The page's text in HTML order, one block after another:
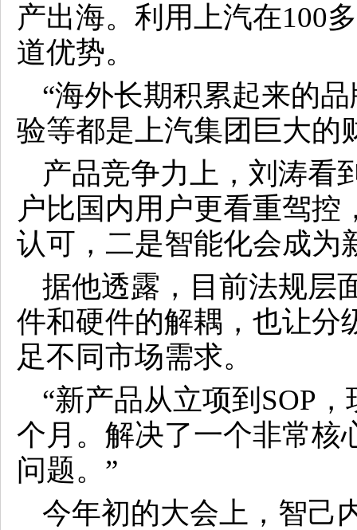
产出海。利用上汽在100
道优势。
“海外长期积累起来的
验等都是上汽集团巨大的
产品竞争力上，刘涛看
户比国内用户更看重驾
认可，二是智能化会成为
据他透露，目前法规层
件和硬件的解耦，也让分
足不同市场需求。
“新产品从立项到SOP
个月。解决了一个非常核
问题。”
今年初的大会上，智己